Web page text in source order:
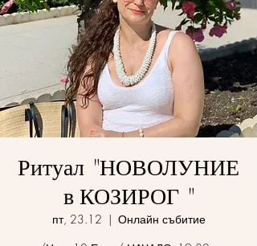
Ритуал "НОВОЛУНИЕ
в КОЗИРОГ "
пт, 23.12
  |
Онлайн събитие